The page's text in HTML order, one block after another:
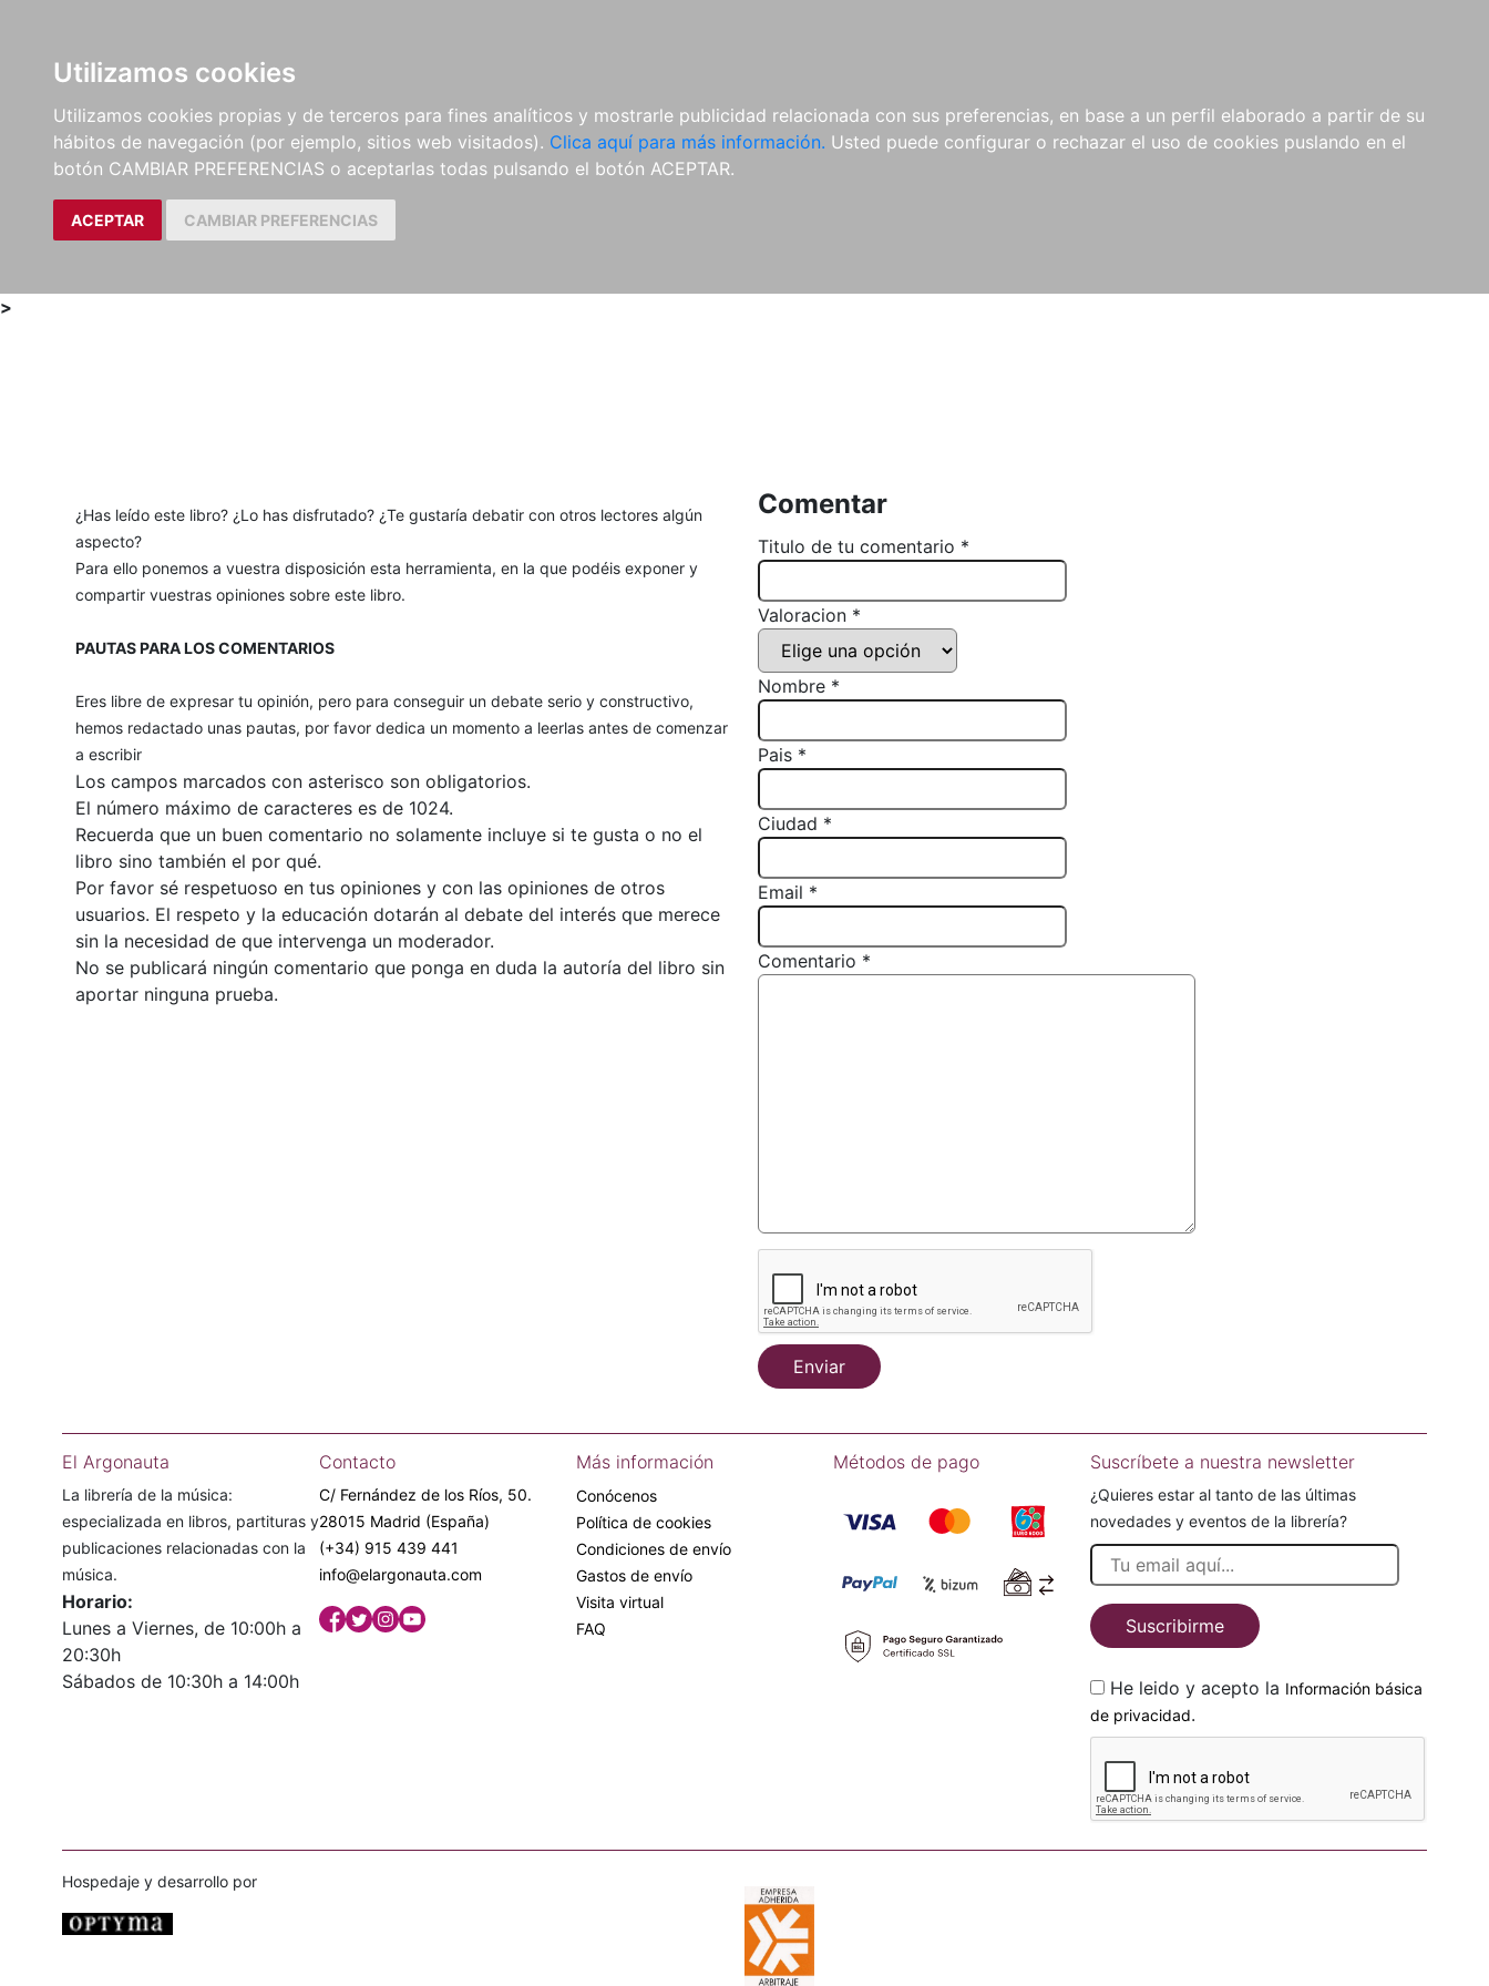
Utilizamos cookies
Utilizamos cookies propias y de terceros para fines analíticos y mostrarle publicidad relacionada con sus preferencias, en base a un perfil elaborado a partir de su
hábitos de navegación (por ejemplo, sitios web visitados). Clica aquí para más información. Usted puede configurar o rechazar el uso de cookies puslando en el
botón CAMBIAR PREFERENCIAS o aceptarlas todas pulsando el botón ACEPTAR.
ACEPTAR CAMBIAR PREFERENCIAS
LIBROS
MÉTODOS Y
EJERCICIOS
PARTITURAS Y EDICIONES
CRÍTICAS
REVISTAS
CDS Y
DVDS
MATERIAL
COMPLEMENTARIO
NOVEDADES NOTICIAS
COMPRAS
INSTITUCIONALES
>
¿Has leído este libro? ¿Lo has disfrutado? ¿Te gustaría debatir con otros lectores algún
aspecto?
Para ello ponemos a vuestra disposición esta herramienta, en la que podéis exponer y
compartir vuestras opiniones sobre este libro.
PAUTAS PARA LOS COMENTARIOS
Eres libre de expresar tu opinión, pero para conseguir un debate serio y constructivo,
hemos redactado unas pautas, por favor dedica un momento a leerlas antes de comenzar
a escribir
Los campos marcados con asterisco son obligatorios.
El número máximo de caracteres es de 1024.
Recuerda que un buen comentario no solamente incluye si te gusta o no el
libro sino también el por qué.
Por favor sé respetuoso en tus opiniones y con las opiniones de otros
usuarios. El respeto y la educación dotarán al debate del interés que merece
sin la necesidad de que intervenga un moderador.
No se publicará ningún comentario que ponga en duda la autoría del libro sin
aportar ninguna prueba.
Comentar
Titulo de tu comentario *
Valoracion *
Nombre *
Pais *
Ciudad *
Email *
Comentario *
Enviar
El Argonauta
La librería de la música:
especializada en libros, partituras y
publicaciones relacionadas con la
música.
Horario:
Lunes a Viernes, de 10:00h a
20:30h
Sábados de 10:30h a 14:00h
Contacto
C/ Fernández de los Ríos, 50.
28015 Madrid (España)
(+34) 915 439 441
info@elargonauta.com
Más información
Conócenos
Política de cookies
Condiciones de envío
Gastos de envío
Visita virtual
FAQ
Métodos de pago Suscríbete a nuestra newsletter
¿Quieres estar al tanto de las últimas
novedades y eventos de la librería?
Suscribirme
He leido y acepto la Información básica
de privacidad.
Hospedaje y desarrollo por